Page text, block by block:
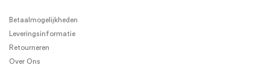
Betaalmogelijkheden
Leveringsinformatie
Retourneren
Over Ons